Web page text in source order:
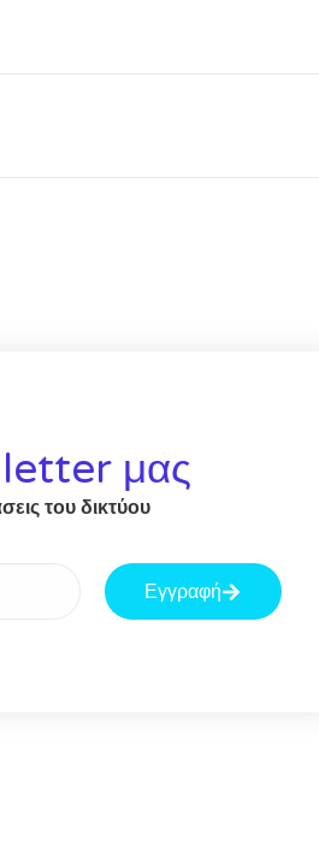
μας
του δικτύου
Εγγραφή